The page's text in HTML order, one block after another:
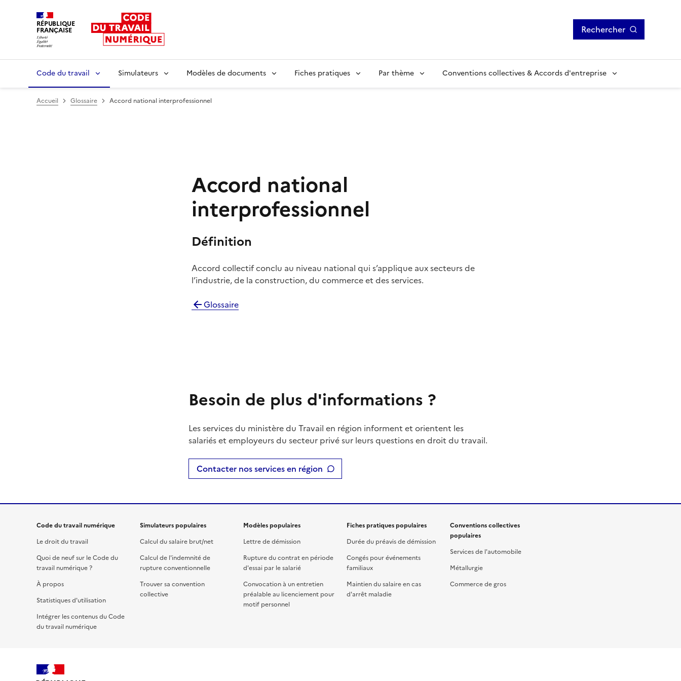
RÉPUBLIQUE
FRANÇAISE Rechercher
Code du travail Simulateurs Modèles de documents Fiches pratiques Par thème Conventions collectives & Accords d'entreprise
Accueil Glossaire Accord national interprofessionnel
Accord national
interprofessionnel
Définition
Accord collectif conclu au niveau national qui s’applique aux secteurs de
l’industrie, de la construction, du commerce et des services.
Glossaire
Besoin de plus d'informations ?
Les services du ministère du Travail en région informent et orientent les
salariés et employeurs du secteur privé sur leurs questions en droit du travail.
Contacter nos services en région
Code du travail numérique
Le droit du travail
Quoi de neuf sur le Code du
travail numérique ?
À propos
Statistiques d'utilisation
Intégrer les contenus du Code
du travail numérique
Simulateurs populaires
Calcul du salaire brut/net
Calcul de l'indemnité de
rupture conventionnelle
Trouver sa convention
collective
Modèles populaires
Lettre de démission
Rupture du contrat en période
d'essai par le salarié
Convocation à un entretien
préalable au licenciement pour
motif personnel
Fiches pratiques populaires
Durée du préavis de démission
Congés pour événements
familiaux
Maintien du salaire en cas
d'arrêt maladie
Conventions collectives
populaires
Services de l'automobile
Métallurgie
Commerce de gros